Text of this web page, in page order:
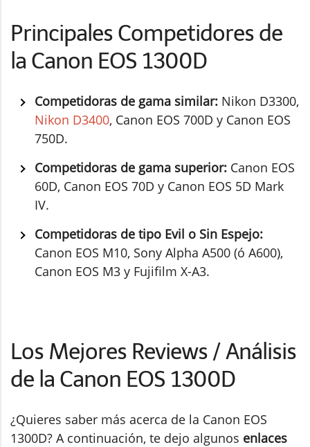
Principales Competidores de
la Canon EOS 1300D
Competidoras de gama similar: Nikon D3300,
Nikon D3400, Canon EOS 700D y Canon EOS
750D.
Competidoras de gama superior: Canon EOS
60D, Canon EOS 70D y Canon EOS 5D Mark
IV.
Competidoras de tipo Evil o Sin Espejo:
Canon EOS M10, Sony Alpha A500 (ó A600),
Canon EOS M3 y Fujifilm X-A3.
Los Mejores Reviews / Análisis
de la Canon EOS 1300D
¿Quieres saber más acerca de la Canon EOS
1300D? A continuación, te dejo algunos enlaces